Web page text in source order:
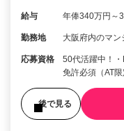
給与 年俸340万円～
勤務地 大阪府内のマン
応募資格
50代活躍中！
免許必須（AT限
後で見る